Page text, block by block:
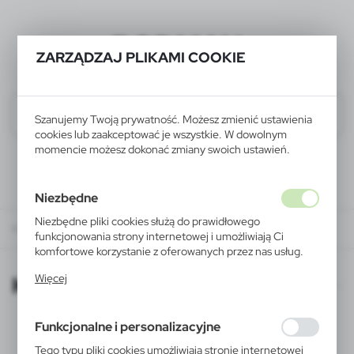
ZARZĄDZAJ PLIKAMI COOKIE
Szanujemy Twoją prywatność. Możesz zmienić ustawienia
cookies lub zaakceptować je wszystkie. W dowolnym
momencie możesz dokonać zmiany swoich ustawień.
Niezbędne
Niezbędne pliki cookies służą do prawidłowego
funkcjonowania strony internetowej i umożliwiają Ci
komfortowe korzystanie z oferowanych przez nas usług.
działania w celu m.in. dostosowania Twoich ustawień
korzystasz, może działać bez zakłóceń.
Więcej
Funkcjonalne i personalizacyjne
Tego typu pliki cookies umożliwiają stronie internetowej
BODMAN
KATALOGI ONLINE
KATALOGI ONLINE